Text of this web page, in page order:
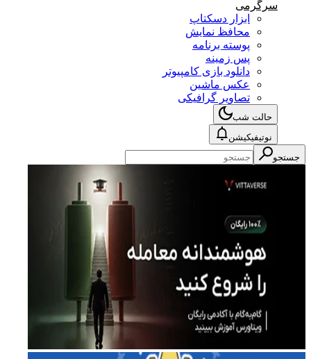
سرگرمی
ابزار دسکتاپ
محافظ نمایش
پوسته برنامه
پس زمینه
دانلود بازی کامپیوتر
عکس ماشین
تصاویر گرافیکی
حالت شب
نوتیفیکیشن
جستجو